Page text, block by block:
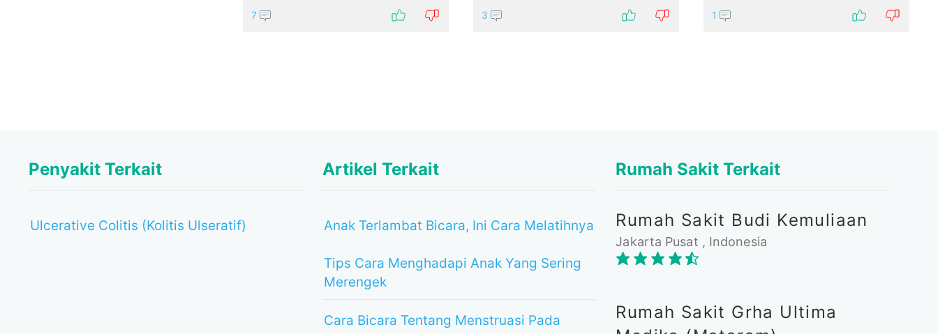
7 3 1
Penyakit Terkait
Ulcerative Colitis (Kolitis Ulseratif)
Artikel Terkait
Anak Terlambat Bicara, Ini Cara Melatihnya
Tips Cara Menghadapi Anak Yang Sering
Merengek
Cara Bicara Tentang Menstruasi Pada
Rumah Sakit Terkait
Rumah Sakit Budi Kemuliaan
Jakarta Pusat , Indonesia
Rumah Sakit Grha Ultima